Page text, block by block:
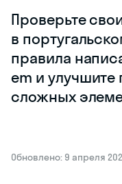
Проверьте
в
правила
em и
сложных
Обновлено: 9 апреля